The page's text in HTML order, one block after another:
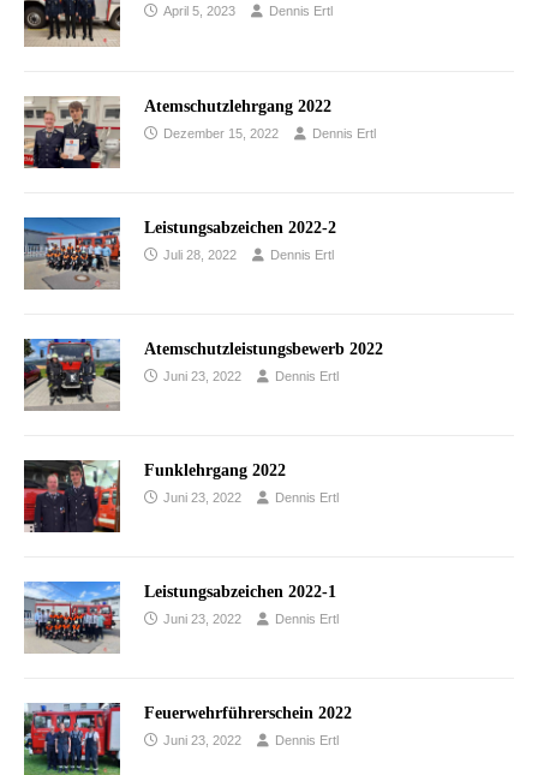
April 5, 2023 Dennis Ertl
Atemschutzlehrgang 2022
Dezember 15, 2022 Dennis Ertl
Leistungsabzeichen 2022-2
Juli 28, 2022 Dennis Ertl
Atemschutzleistungsbewerb 2022
Juni 23, 2022 Dennis Ertl
Funklehrgang 2022
Juni 23, 2022 Dennis Ertl
Leistungsabzeichen 2022-1
Juni 23, 2022 Dennis Ertl
Feuerwehrführerschein 2022
Juni 23, 2022 Dennis Ertl